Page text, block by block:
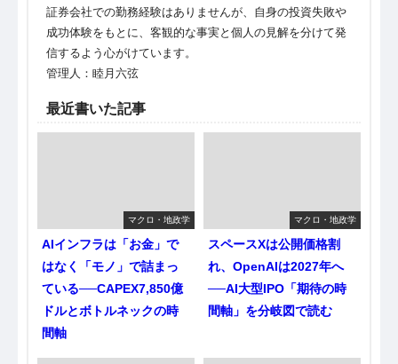
証券会社での勤務経験はありませんが、自身の投資失敗や
成功体験をもとに、客観的な事実と個人の見解を分けて発
信するよう心がけています。
管理人：睦月六弦
最近書いた記事
マクロ・地政学
AIインフラは「お金」で
はなく「モノ」で詰まっ
ている──CAPEX7,850億
ドルとボトルネックの時
間軸
マクロ・地政学
スペースXは公開価格割
れ、OpenAIは2027年へ
──AI大型IPO「期待の時
間軸」を分岐図で読む